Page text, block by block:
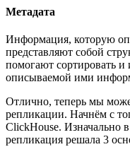
Метадата
Информация, которую
представляют собой
помогают сортировать
описываемой ими
Отлично, теперь мы
репликации. Начнём с
ClickHouse. Изначально
репликация решала 3